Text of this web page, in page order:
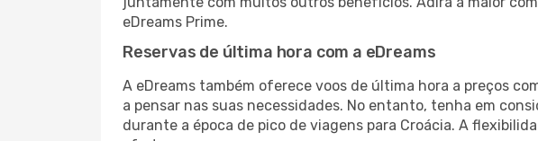
eDreams Prime.
Reservas de última hora com a eDreams
A eDreams também oferece voos de última hora a preços
a pensar nas suas necessidades. No entanto, tenha em
durante a época de pico de viagens para Croácia. A